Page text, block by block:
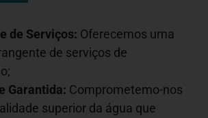
de Serviços: Oferecemos uma
de serviços de
Garantida: Comprometemo-nos
superior da água que